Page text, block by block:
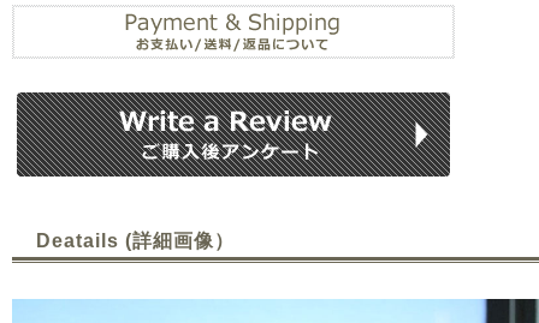
Deatails (詳細画像）